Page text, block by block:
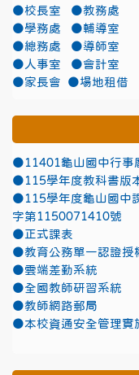
●校長室
●教務處
●學務處
●輔導室
●總務處
●導師室
●人事室
●會計室
●家長會
●場地租借
●11401龜山國中行事
●115學年度教科書版
●115學年度龜山國中
字第1150071410號
●正式課表
●教育公務單一認證授
●雲端差勤系統
●全國教師研習系統
●教師網路郵局
●本校資通安全管理實